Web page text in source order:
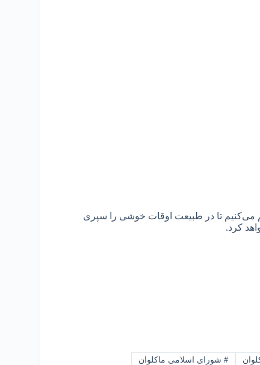
می‌کنیم تا در طبیعت اوقات خوشی را سپری
کرد.
# شورای اسلامی ماکلوان